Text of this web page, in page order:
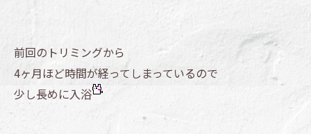
前回のトリミングから
4ヶ月ほど時間が経ってしまっているので
少し長めに入浴